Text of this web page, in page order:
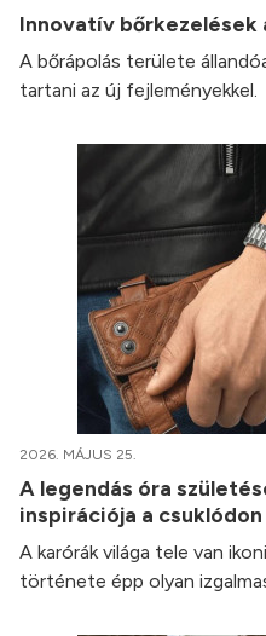
Innovatív bőrkezelések
A bőrápolás területe
tartani az új fejleményekkel.
2026. MÁJUS 25.
A legendás óra
inspirációja a csuklódon
A karórák világa tele van
története épp olyan